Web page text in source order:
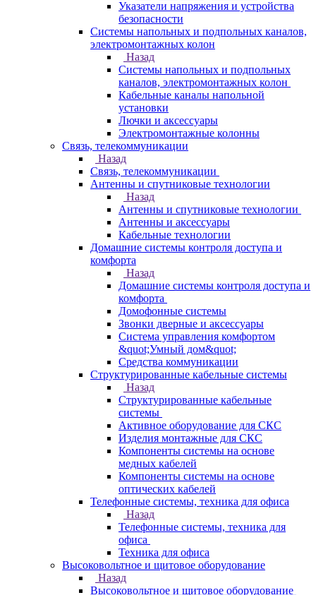
Указатели напряжения и устройства
безопасности
Системы напольных и подпольных каналов,
электромонтажных колон
Назад
Системы напольных и подпольных
каналов, электромонтажных колон
Кабельные каналы напольной
установки
Лючки и аксессуары
Электромонтажные колонны
Связь, телекоммуникации
Назад
Связь, телекоммуникации
Антенны и спутниковые технологии
Назад
Антенны и спутниковые технологии
Антенны и аксессуары
Кабельные технологии
Домашние системы контроля доступа и
комфорта
Назад
Домашние системы контроля доступа и
комфорта
Домофонные системы
Звонки дверные и аксессуары
Система управления комфортом
&quot;Умный дом&quot;
Средства коммуникации
Структурированные кабельные системы
Назад
Структурированные кабельные
системы
Активное оборудование для СКС
Изделия монтажные для СКС
Компоненты системы на основе
медных кабелей
Компоненты системы на основе
оптических кабелей
Телефонные системы, техника для офиса
Назад
Телефонные системы, техника для
офиса
Техника для офиса
Высоковольтное и щитовое оборудование
Назад
Высоковольтное и щитовое оборудование